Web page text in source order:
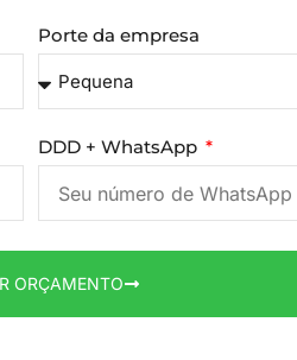
Porte da empresa
DDD + WhatsApp
ORÇAMENTO